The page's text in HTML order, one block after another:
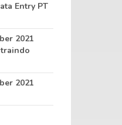
Entry PT
2021
2021